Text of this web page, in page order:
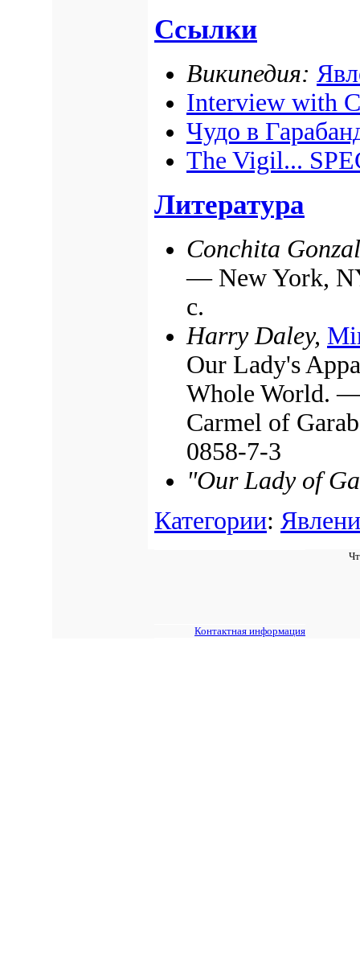
Ссылки
Википедия:
Interview with
Чудо в
The Vigil...
Литература
Conchita
— New York,
с.
Harry Daley,
Our Lady's
Whole World.
Carmel of
0858-7-3
"Our Lady of
Категории:
Контактная информация